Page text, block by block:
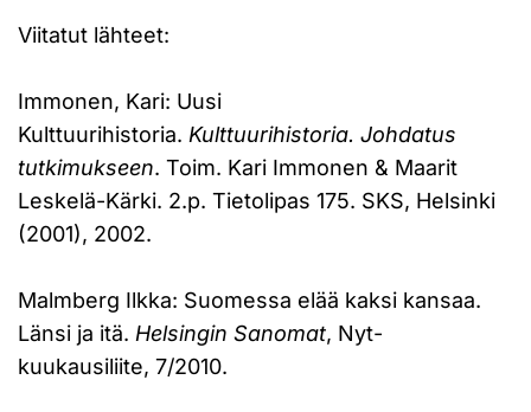
Viitatut lähteet:
Immonen, Kari: Uusi
Kulttuurihistoria. Kulttuurihistoria. Johdatus
tutkimukseen. Toim. Kari Immonen & Maarit
Leskelä-Kärki. 2.p. Tietolipas 175. SKS, Helsinki
(2001), 2002.
Malmberg Ilkka: Suomessa elää kaksi kansaa.
Länsi ja itä. Helsingin Sanomat, Nyt-
kuukausiliite, 7/2010.